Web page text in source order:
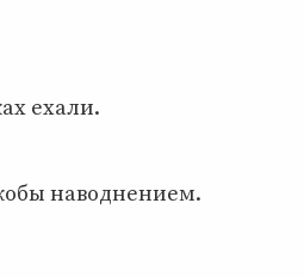
ехали.
наводнением.